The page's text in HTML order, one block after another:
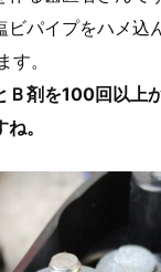
ビパイプをハメ込
す。
Ｂ剤を100回以上
。